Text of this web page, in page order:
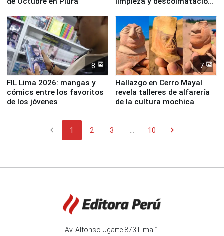
8
FIL Lima 2026: mangas y
cómics entre los favoritos
de los jóvenes
7
Hallazgo en Cerro Mayal
revela talleres de alfarería
de la cultura mochica
chevron_left 1 2 3 10 chevron_right
Av. Alfonso Ugarte 873 Lima 1